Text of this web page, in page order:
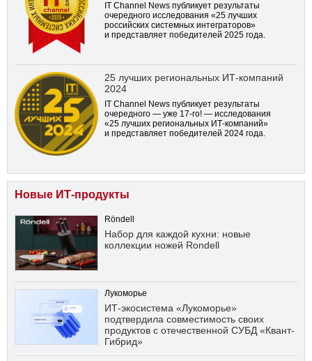
IT Channel News публикует результаты
очередного исследования «25 лучших
российских системных интеграторов»
и представляет победителей 2025 года.
25 лучших региональных ИТ-компаний
2024
IT Channel News публикует результаты
очередного — уже 17-го! — исследования
«25 лучших региональных ИТ-компаний»
и представляет победителей 2024 года.
Новые ИТ-продукты
Röndell
Набор для каждой кухни: новые
коллекции ножей Rondell
Лукоморье
ИТ-экосистема «Лукоморье»
подтвердила совместимость своих
продуктов с отечественной СУБД «Квант-
Гибрид»